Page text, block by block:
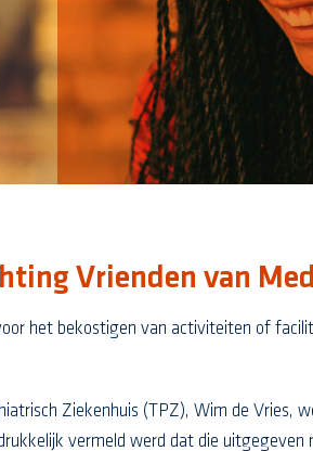
Vrienden van
het bekostigen van activiteiten of
Ziekenhuis (TPZ), Wim de Vries,
vermeld werd dat die